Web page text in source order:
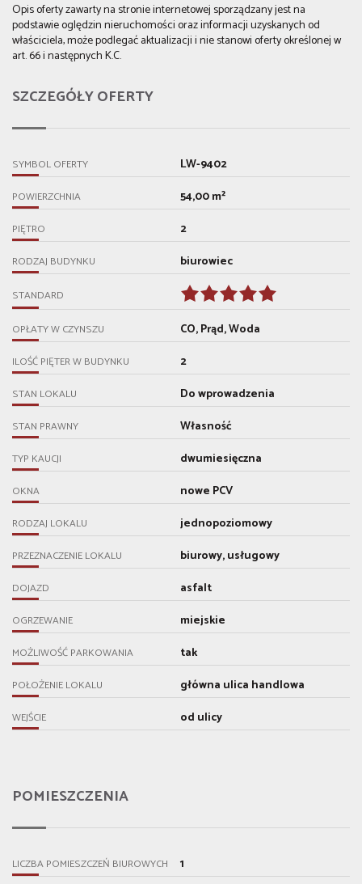
Opis oferty zawarty na stronie internetowej sporządzany jest na
podstawie oględzin nieruchomości oraz informacji uzyskanych od
właściciela, może podlegać aktualizacji i nie stanowi oferty określonej w
art. 66 i następnych K.C.
SZCZEGÓŁY OFERTY
SYMBOL OFERTY LW-9402
POWIERZCHNIA 54,00 m²
PIĘTRO 2
RODZAJ BUDYNKU biurowiec
STANDARD
OPŁATY W CZYNSZU CO, Prąd, Woda
ILOŚĆ PIĘTER W BUDYNKU 2
STAN LOKALU Do wprowadzenia
STAN PRAWNY Własność
TYP KAUCJI dwumiesięczna
OKNA nowe PCV
RODZAJ LOKALU jednopoziomowy
PRZEZNACZENIE LOKALU biurowy, usługowy
DOJAZD asfalt
OGRZEWANIE miejskie
MOŻLIWOŚĆ PARKOWANIA tak
POŁOŻENIE LOKALU główna ulica handlowa
WEJŚCIE od ulicy
POMIESZCZENIA
LICZBA POMIESZCZEŃ BIUROWYCH 1